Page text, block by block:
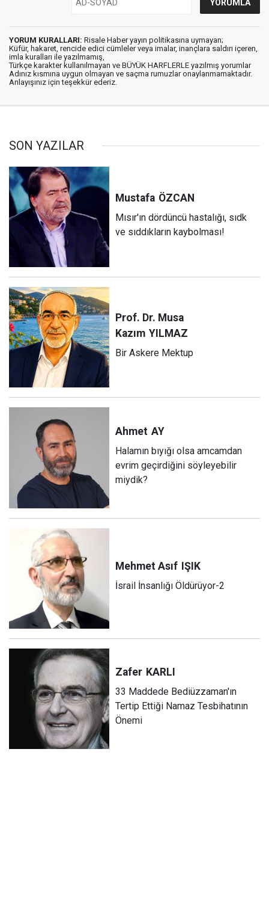
YORUM KURALLARI: Risale Haber yayın politikasına uymayan;
Küfür, hakaret, rencide edici cümleler veya imalar, inançlara saldırı içeren,
imla kuralları ile yazılmamış,
Türkçe karakter kullanılmayan ve BÜYÜK HARFLERLE yazılmış yorumlar
Adınız kısmına uygun olmayan ve saçma rumuzlar onaylanmamaktadır.
Anlayışınız için teşekkür ederiz.
SON YAZILAR
Mustafa ÖZCAN
Mısır'ın dördüncü hastalığı, sıdk
ve sıddıkların kaybolması!
Prof. Dr. Musa
Kazım YILMAZ
Bir Askere Mektup
Ahmet AY
Halamın bıyığı olsa amcamdan
evrim geçirdiğini söyleyebilir
miydik?
Mehmet Asıf IŞIK
İsrail İnsanlığı Öldürüyor-2
Zafer KARLI
33 Maddede Bediüzzaman'ın
Tertip Ettiği Namaz Tesbihatının
Önemi